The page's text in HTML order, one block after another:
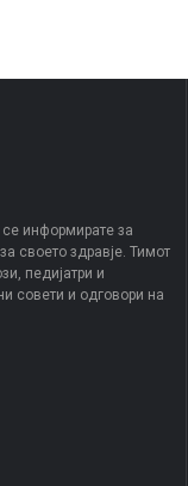
информирате за
своето здравје. Тимот
педијатри и
совети и одговори на